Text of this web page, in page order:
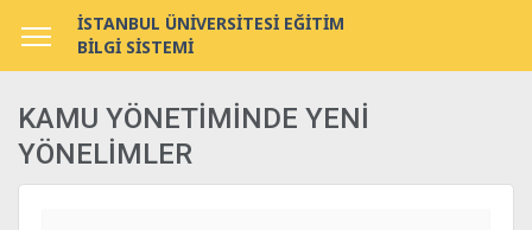
İSTANBUL ÜNİVERSİTESİ EĞİTİM
BİLGİ SİSTEMİ
KAMU YÖNETİMİNDE YENİ
YÖNELİMLER